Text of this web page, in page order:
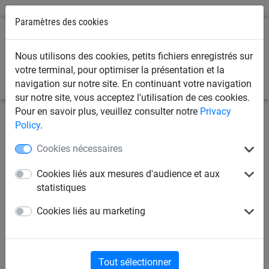
Paramètres des cookies
Nous utilisons des cookies, petits fichiers enregistrés sur
votre terminal, pour optimiser la présentation et la
navigation sur notre site. En continuant votre navigation
sur notre site, vous acceptez l'utilisation de ces cookies.
Pour en savoir plus, veuillez consulter notre Privacy
Policy.
Cookies nécessaires
Cookies liés aux mesures d'audience et aux
statistiques
Cookies liés au marketing
Tout sélectionner